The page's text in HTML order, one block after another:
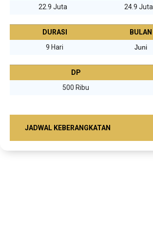
22.9 Juta
24.9 Juta
DURASI BULAN
9 Hari
Juni
DP
500 Ribu
JADWAL KEBERANGKATAN